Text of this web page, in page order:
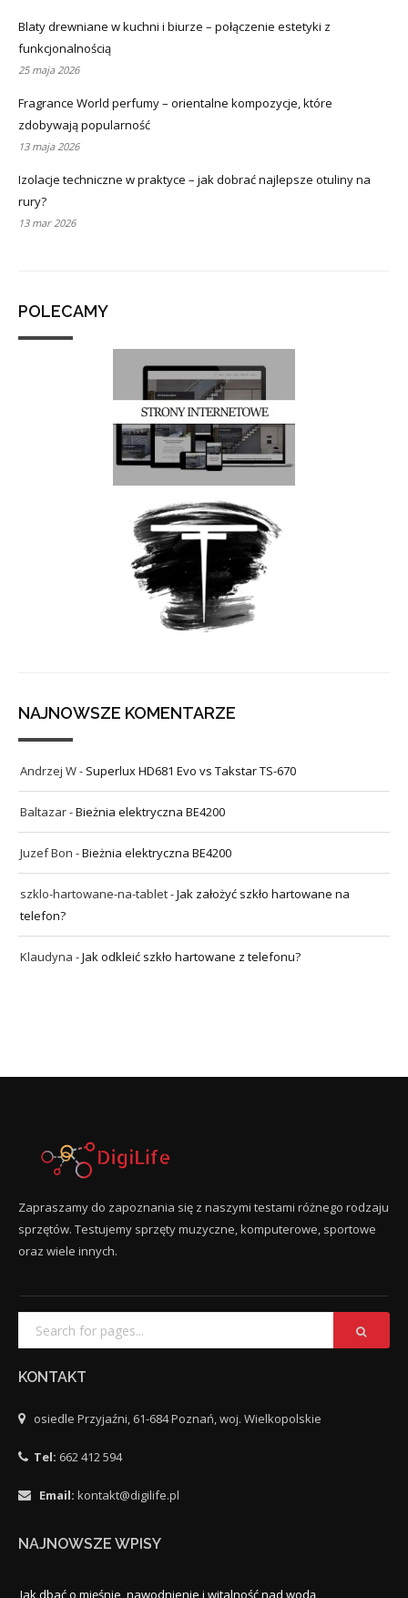
Blaty drewniane w kuchni i biurze – połączenie estetyki z
funkcjonalnością
25 maja 2026
Fragrance World perfumy – orientalne kompozycje, które
zdobywają popularność
13 maja 2026
Izolacje techniczne w praktyce – jak dobrać najlepsze otuliny na
rury?
13 mar 2026
POLECAMY
NAJNOWSZE KOMENTARZE
Andrzej W- Superlux HD681 Evo vs Takstar TS-670
Baltazar-Bieżnia elektryczna BE4200
Juzef Bon -Bieżnia elektryczna BE4200
szklo-hartowane-na-tablet-Jak założyć szkło hartowane na
telefon?
Klaudyna -Jak odkleić szkło hartowane z telefonu?
Zapraszamy do zapoznania się z naszymi testami różnego rodzaju
sprzętów. Testujemy sprzęty muzyczne, komputerowe, sportowe
oraz wiele innych.
KONTAKT
osiedle Przyjaźni, 61-684 Poznań, woj. Wielkopolskie
Tel: 662 412 594
Email: kontakt@digilife.pl
NAJNOWSZE WPISY
Jak dbać o mięśnie, nawodnienie i witalność nad wodą